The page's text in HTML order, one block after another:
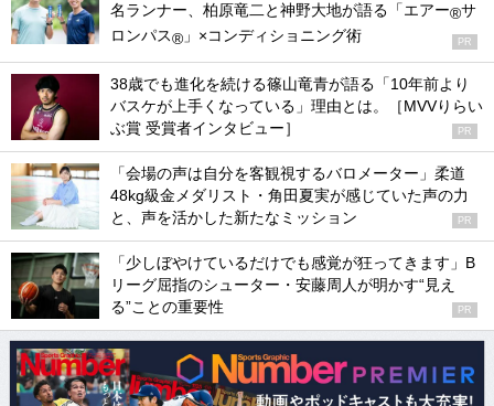
名ランナー、柏原竜二と神野大地が語る「エアー®サ
ロンパス® 」×コンディショニング術 PR
38歳でも進化を続ける篠山竜青が語る「10年前より
バスケが上手くなっている」理由とは。［MVVりらい
ぶ賞 受賞者インタビュー］
PR
「会場の声は自分を客観視するバロメーター」柔道
48kg級金メダリスト・角田夏実が感じていた声の力
と、声を活かした新たなミッション
PR
「少しぼやけているだけでも感覚が狂ってきます」B
リーグ屈指のシューター・安藤周人が明かす“見え
る”ことの重要性
PR